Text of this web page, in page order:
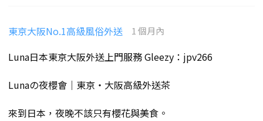
東京大阪No.1高級風俗外送 1 個月內
Luna日本東京大阪外送上門服務 Gleezy：jpv266
Lunaの夜櫻會｜東京・大阪高級外送茶
來到日本，夜晚不該只有櫻花與美食。